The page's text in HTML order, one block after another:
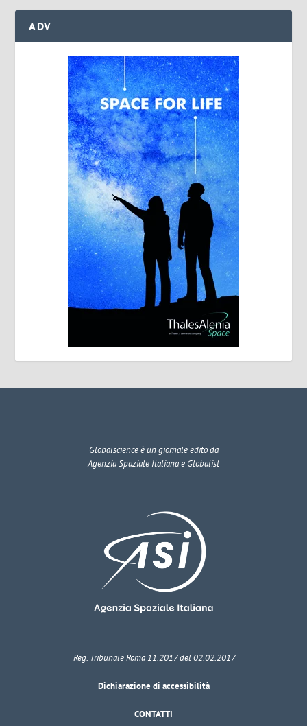
ADV
Globalscienceè un giornale edito da
Agenzia Spaziale Italiana e Globalist
Reg. Tribunale Roma 11.2017 del 02.02.2017
Dichiarazione di accessibilità
CONTATTI